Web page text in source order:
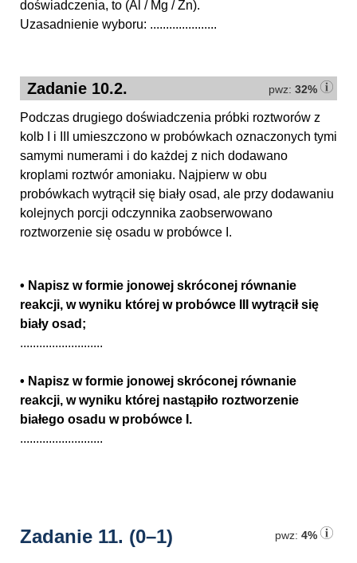
doświadczenia, to (Al / Mg / Zn).
Uzasadnienie wyboru: .....................
pwz: 32%
Zadanie 10.2.
Podczas drugiego doświadczenia próbki roztworów z
kolb I i III umieszczono w probówkach oznaczonych tymi
samymi numerami i do każdej z nich dodawano
kroplami roztwór amoniaku. Najpierw w obu
probówkach wytrącił się biały osad, ale przy dodawaniu
kolejnych porcji odczynnika zaobserwowano
roztworzenie się osadu w probówce I.
• Napisz w formie jonowej skróconej równanie
reakcji, w wyniku której w probówce III wytrącił się
biały osad;
..........................
• Napisz w formie jonowej skróconej równanie
reakcji, w wyniku której nastąpiło roztworzenie
białego osadu w probówce I.
..........................
pwz: 4%
Zadanie 11. (0–1)